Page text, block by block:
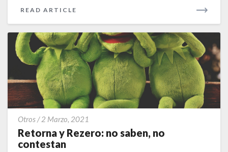
READ ARTICLE
MORE
Otros/2 Marzo, 2021
y
Retorna y Rezero: no saben, no
contestan